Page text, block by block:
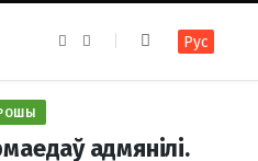
e
k
t
a
m
Рус
адмянілі.